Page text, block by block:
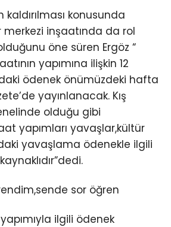
kaldırılması konusunda
inşaatında da rol
öne süren Ergöz “
yapımına ilişkin 12
ödenek önümüzdeki hafta
yayınlanacak. Kış
olduğu gibi
yapımları yavaşlar,kültür
yavaşlama ödenekle ilgili
sor öğren
ilgili ödenek